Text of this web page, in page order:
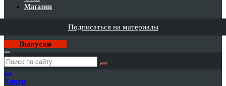
Магазин
Подписаться на материалы
Выпуски
Годовая
подписка
на
Хакер